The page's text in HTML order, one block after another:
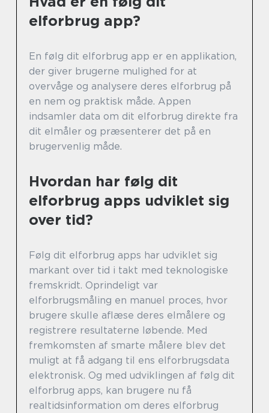
elforbrug app?
En følg dit elforbrug app er en applikation,
der giver brugerne mulighed for at
overvåge og analysere deres elforbrug på
en nem og praktisk måde. Appen
indsamler data om dit elforbrug direkte fra
dit elmåler og præsenterer det på en
brugervenlig måde.
Hvordan har følg dit
elforbrug apps udviklet sig
over tid?
Følg dit elforbrug apps har udviklet sig
markant over tid i takt med teknologiske
fremskridt. Oprindeligt var
elforbrugsmåling en manuel proces, hvor
brugere skulle aflæse deres elmålere og
registrere resultaterne løbende. Med
fremkomsten af smarte målere blev det
muligt at få adgang til ens elforbrugsdata
elektronisk. Og med udviklingen af følg dit
elforbrug apps, kan brugere nu få
realtidsinformation om deres elforbrug